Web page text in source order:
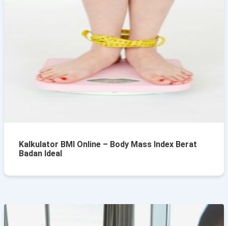
Kalkulator BMI Online – Body Mass Index Berat
Badan Ideal